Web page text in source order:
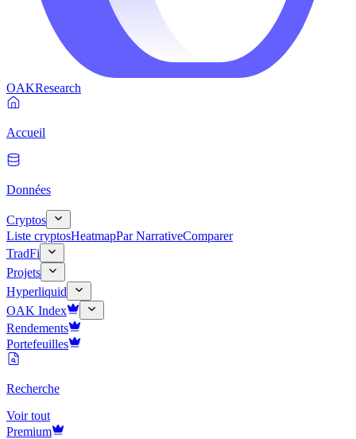
OAKResearch
Accueil
Données
Cryptos
Liste cryptosHeatmapPar NarrativeComparer
TradFi
Projets
Hyperliquid
OAK Index
Rendements
Portefeuilles
Recherche
Voir tout
Premium